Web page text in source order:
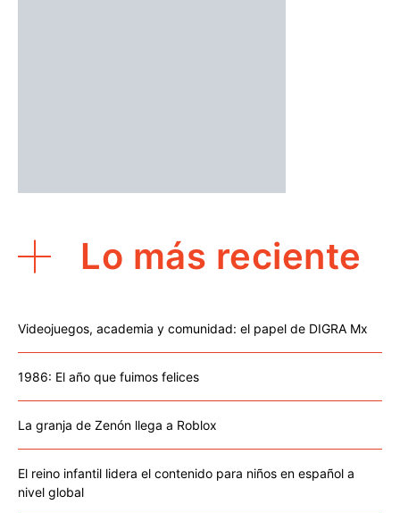
Lo más reciente
Videojuegos, academia y comunidad: el papel de DIGRA Mx
1986: El año que fuimos felices
La granja de Zenón llega a Roblox
El reino infantil lidera el contenido para niños en español a
nivel global